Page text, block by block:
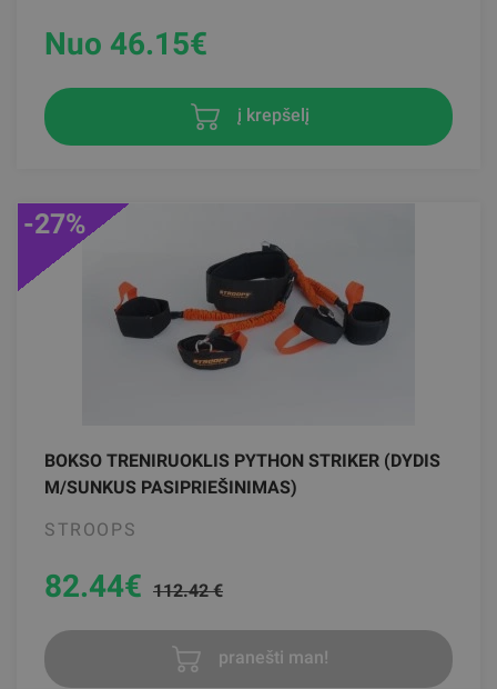
Nuo 46.15€
į krepšelį
BOKSO TRENIRUOKLIS PYTHON STRIKER (DYDIS
M/SUNKUS PASIPRIEŠINIMAS)
STROOPS
-27%
82.44€ 112.42 €
pranešti man!